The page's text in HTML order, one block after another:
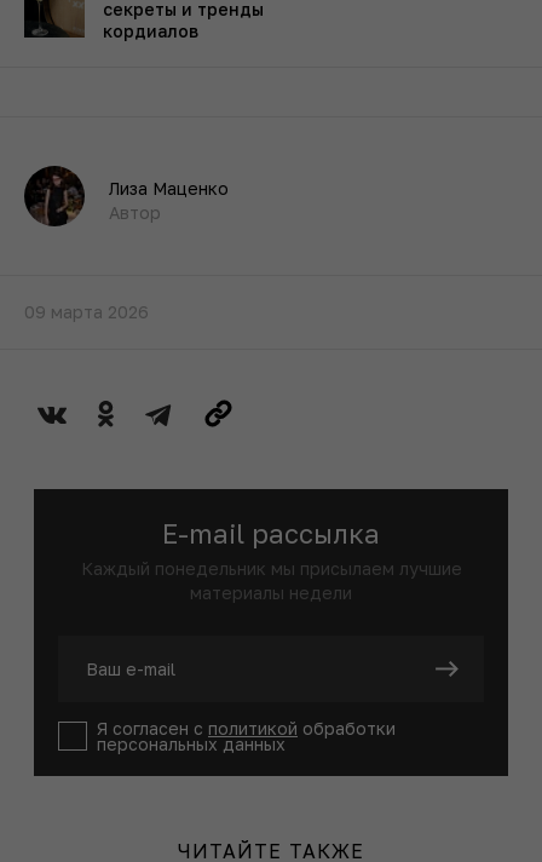
секреты и тренды
кордиалов
Лиза Маценко
Автор
09 марта 2026
E-mail рассылка
Каждый понедельник мы присылаем лучшие
материалы недели
Я согласен с политикой обработки
персональных данных
ЧИТАЙТЕ ТАКЖЕ